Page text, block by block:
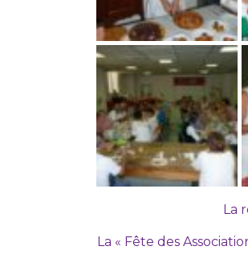
La
La « Fête des